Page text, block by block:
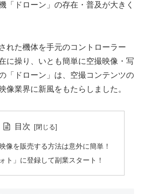
「ドローン」の存在・普及が大きく
れた機体を手元のコントローラー
に操り、いとも簡単に空撮映像・写
「ドローン」は、空撮コンテンツの
像業界に新風をもたらしました。
目次
像を販売する方法は意外に簡単！
ト」に登録して副業スタート！